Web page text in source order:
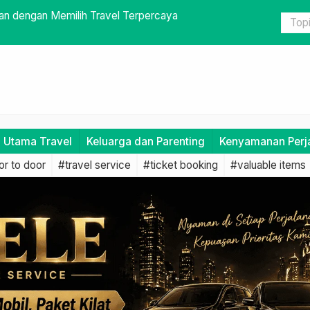
Anak: Makanan, Mainan, dan Kebutuhan Lainnya Checklist
Utama Travel Keluarga dan Parenting Kenyamanan
to door #travel service #ticket booking #valuable items